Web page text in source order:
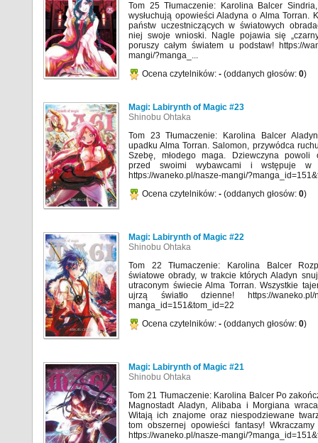
Tom 25 Tłumaczenie: Karolina Balcer
wysłuchują opowieści Aladyna o Alma Torran.
państw uczestniczących w światowych
niej swoje wnioski. Nagle pojawia się
poruszy całym światem u podstaw! https://
mangi/?manga_...
Ocena czytelników: - (oddanych głosów: 0)
Magi: Labirynth of Magic #23
Shinobu Ohtaka
Tom 23 Tłumaczenie: Karolina Balcer
upadku Alma Torran. Salomon, przywódca
Szebę, młodego maga. Dziewczyna powoli
przed swoimi wybawcami i wstępuje w
https://waneko.pl/nasze-mangi/
Ocena czytelników: - (oddanych głosów: 0)
Magi: Labirynth of Magic #22
Shinobu Ohtaka
Tom 22 Tłumaczenie: Karolina Balcer
światowe obrady, w trakcie których Aladyn
utraconym świecie Alma Torran. Wszystkie
ujrzą światło dzienne! https://waneko.pl/
manga_id=151&tom_id=22
Ocena czytelników: - (oddanych głosów: 0)
Magi: Labirynth of Magic #21
Shinobu Ohtaka
Tom 21 Tłumaczenie: Karolina Balcer Po
Magnostadt Aladyn, Alibaba i Morgiana
Witają ich znajome oraz niespodziewane
tom obszernej opowieści fantasy! Wkraczamy
https://waneko.pl/nasze-mangi/